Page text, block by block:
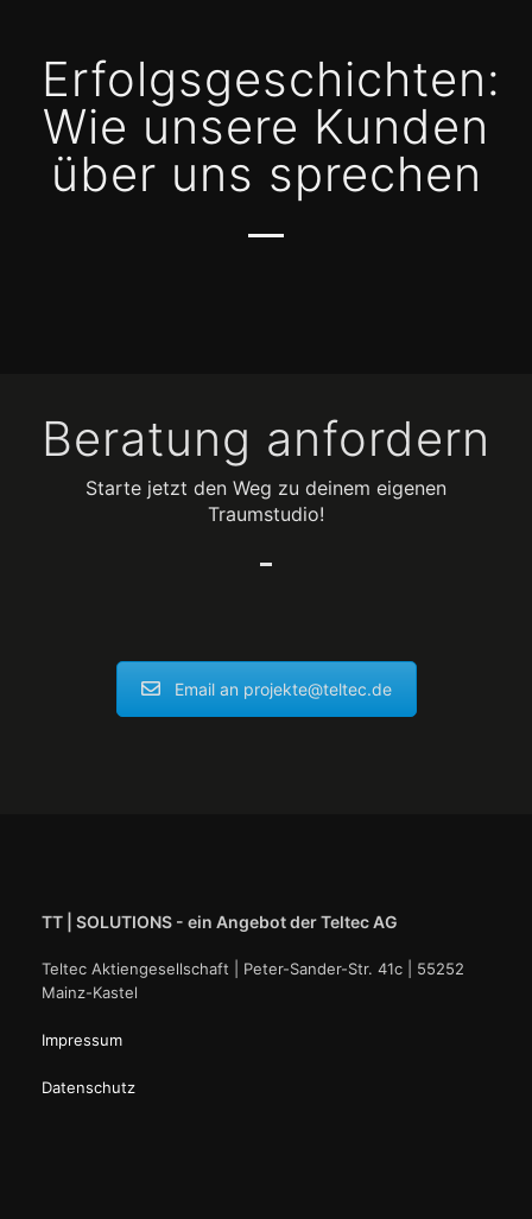
Erfolgsgeschichten:
Wie unsere Kunden
über uns sprechen
Beratung anfordern
Starte jetzt den Weg zu deinem eigenen
Traumstudio!
Email an projekte@teltec.de
TT | SOLUTIONS - ein Angebot der Teltec AG
Teltec Aktiengesellschaft | Peter-Sander-Str. 41c | 55252
Mainz-Kastel
Impressum
Datenschutz